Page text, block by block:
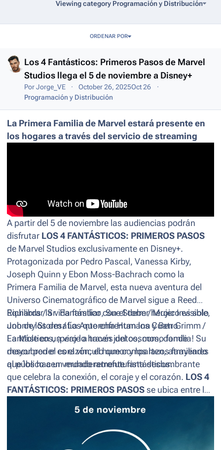
Viewing category Programación y Distribución
ORDENAR POR
Los 4 Fantásticos: Primeros Pasos de Marvel
Studios llega el 5 de noviembre a Disney+
PorJorge_VE October 26, 2025Oct 26
Programación y Distribución
La Primera Familia de Marvel estará presente en
los hogares a través del servicio de streaming
A partir del 5 de noviembre las audiencias podrán
disfrutar LOS 4 FANTÁSTICOS: PRIMEROS PASOS
de Marvel Studios exclusivamente en Disney+.
Protagonizada por Pedro Pascal, Vanessa Kirby,
Joseph Quinn y Ebon Moss-Bachrach como la
Primera Familia de Marvel, esta nueva aventura del
Universo Cinematográfico de Marvel sigue a Reed
Richards / Sr. Fantástico, Sue Storm / Mujer Invisible,
Johnny Storm / La Antorcha Humana y Ben Grimm /
La Mole en un viaje a través del cosmos, donde
descubren el corazón, el humor y los lazos familiares
que los hacen verdaderamente fantásticos.
Equilibrar la vida familiar con el deber heroico es solo
uno de los desafíos que enfrentan los Cuatro
Fantásticos, ¡pero lo hacen juntos, como familia! Su
mayor poder es el vínculo que comparten, atrayendo
al público a un mundo retrofuturista deslumbrante
que celebra la conexión, el coraje y el corazón. LOS 4
FANTÁSTICOS: PRIMEROS PASOS se ubica entre las